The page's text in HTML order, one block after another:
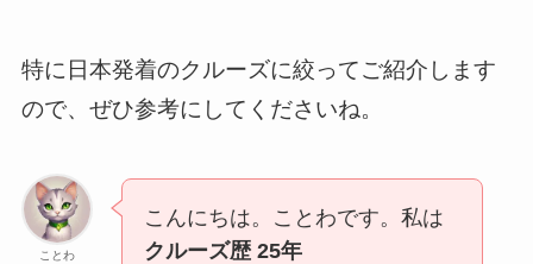
特に日本発着のクルーズに絞ってご紹介します
ので、ぜひ参考にしてくださいね。
ことわ
こんにちは。ことわです。私は
クルーズ歴 25年